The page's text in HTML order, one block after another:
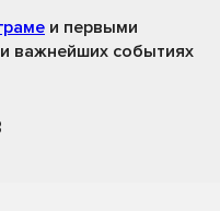
и первыми
важнейших событиях